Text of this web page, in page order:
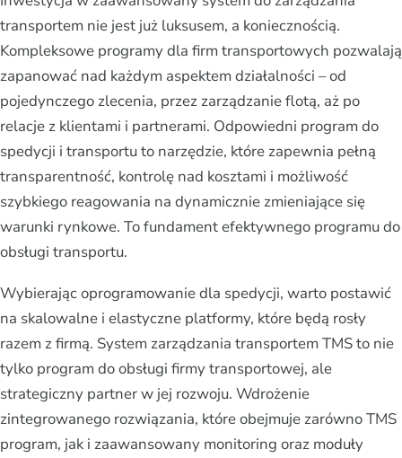
transportem nie jest już luksusem, a koniecznością.
Kompleksowe programy dla firm transportowych pozwalają
zapanować nad każdym aspektem działalności – od
pojedynczego zlecenia, przez zarządzanie flotą, aż po
relacje z klientami i partnerami. Odpowiedni program do
spedycji i transportu to narzędzie, które zapewnia pełną
transparentność, kontrolę nad kosztami i możliwość
szybkiego reagowania na dynamicznie zmieniające się
warunki rynkowe. To fundament efektywnego programu do
obsługi transportu.
Wybierając oprogramowanie dla spedycji, warto postawić
na skalowalne i elastyczne platformy, które będą rosły
razem z firmą. System zarządzania transportem TMS to nie
tylko program do obsługi firmy transportowej, ale
strategiczny partner w jej rozwoju. Wdrożenie
zintegrowanego rozwiązania, które obejmuje zarówno TMS
program, jak i zaawansowany monitoring oraz moduły